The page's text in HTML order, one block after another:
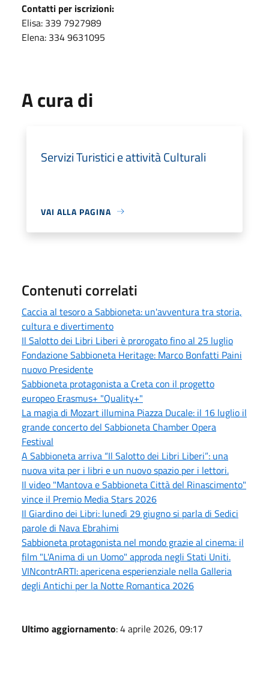
Contatti per iscrizioni:
Elisa: 339 7927989
Elena: 334 9631095
A cura di
Servizi Turistici e attività Culturali
VAI ALLA PAGINA
Contenuti correlati
Caccia al tesoro a Sabbioneta: un'avventura tra storia,
cultura e divertimento
Il Salotto dei Libri Liberi è prorogato fino al 25 luglio
Fondazione Sabbioneta Heritage: Marco Bonfatti Paini
nuovo Presidente
Sabbioneta protagonista a Creta con il progetto
europeo Erasmus+ "Quality+"
La magia di Mozart illumina Piazza Ducale: il 16 luglio il
grande concerto del Sabbioneta Chamber Opera
Festival
A Sabbioneta arriva “Il Salotto dei Libri Liberi”: una
nuova vita per i libri e un nuovo spazio per i lettori.
Il video "Mantova e Sabbioneta Città del Rinascimento"
vince il Premio Media Stars 2026
Il Giardino dei Libri: lunedì 29 giugno si parla di Sedici
parole di Nava Ebrahimi
Sabbioneta protagonista nel mondo grazie al cinema: il
film "L'Anima di un Uomo" approda negli Stati Uniti.
VINcontrARTI: apericena esperienziale nella Galleria
degli Antichi per la Notte Romantica 2026
Ultimo aggiornamento: 4 aprile 2026, 09:17